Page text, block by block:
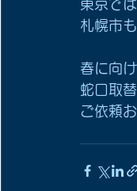
東京で
札幌市
春に向
蛇口取
ご依頼